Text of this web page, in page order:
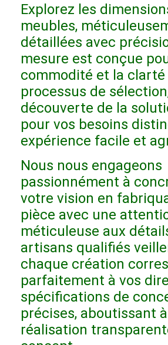
Les questions
Causez Maintenant
Meubles d'hôtel
Meubles de maison
Meubles pour appartements
Meubles de clubs commerciaux
Meubles de salle à manger
Meubles de bureau
Mobilier fixe
Meubles tapissés
Explorez les
meubles,
détaillées avec
mesure est conçue
commodité et la
processus de
découverte de la
pour vos besoins
expérience facile et
Nous nous engageons
passionnément à
votre vision en
pièce avec une
méticuleuse aux
artisans qualifiés
chaque création
parfaitement à vos
spécifications de
précises, aboutissant
réalisation